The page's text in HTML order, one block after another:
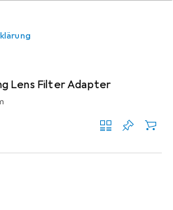
Lens Filter Adapter